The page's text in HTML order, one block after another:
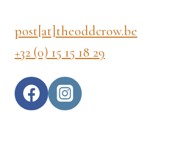
post[at]theoddcrow.be
+32 (0) 15 15 18 29